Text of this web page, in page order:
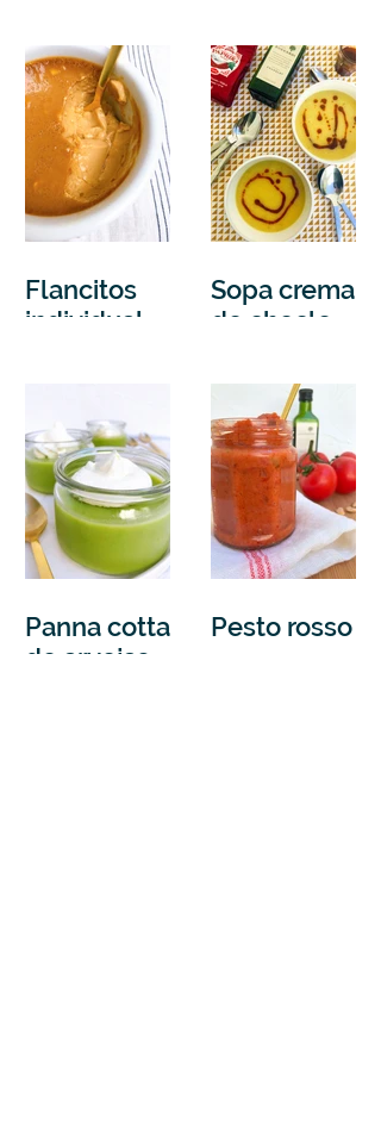
máquina)
puré de
papas
cremoso
Flancitos
individuale
Sopa crema
de choclo y
especiado
Panna cotta
de arvejas
Pesto rosso